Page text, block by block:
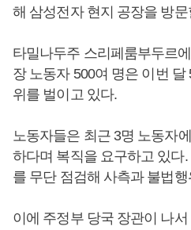
해 삼성전자 현지 공장을 방
타밀나두주 스리페룸부두르
장 노동자 500여 명은 이번 달
위를 벌이고 있다.
노동자들은 최근 3명 노동자
하다며 복직을 요구하고 있다.
를 무단 점검해 사측과 불법
이에 주정부 당국 장관이 나서